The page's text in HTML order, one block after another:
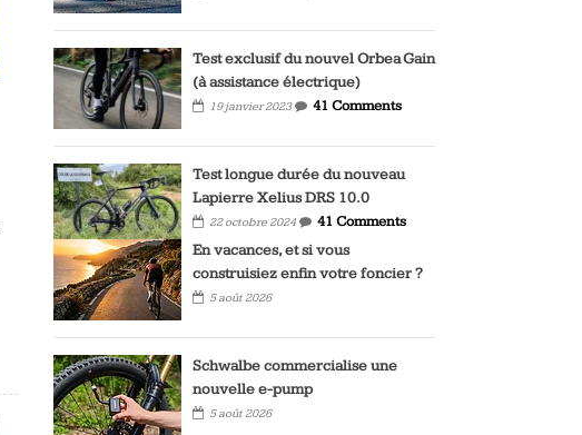
Test exclusif du nouvel Orbea Gain
(à assistance électrique)
19 janvier 2023 41 Comments
Test longue durée du nouveau
Lapierre Xelius DRS 10.0
22 octobre 2024
41 Comments
En vacances, et si vous
construisiez enfin votre foncier ?
5 août 2026
Schwalbe commercialise une
nouvelle e-pump
5 août 2026